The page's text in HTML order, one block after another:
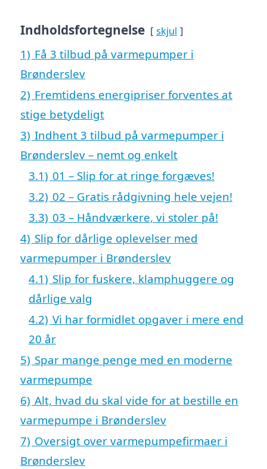
Indholdsfortegnelse skjul
1) Få 3 tilbud på varmepumper i
Brønderslev
2) Fremtidens energipriser forventes at
stige betydeligt
3) Indhent 3 tilbud på varmepumper i
Brønderslev – nemt og enkelt
3.1) 01 – Slip for at ringe forgæves!
3.2) 02 – Gratis rådgivning hele vejen!
3.3) 03 – Håndværkere, vi stoler på!
4) Slip for dårlige oplevelser med
varmepumper i Brønderslev
4.1) Slip for fuskere, klamphuggere og
dårlige valg
4.2) Vi har formidlet opgaver i mere end
20 år
5) Spar mange penge med en moderne
varmepumpe
6) Alt, hvad du skal vide for at bestille en
varmepumpe i Brønderslev
7) Oversigt over varmepumpefirmaer i
Brønderslev